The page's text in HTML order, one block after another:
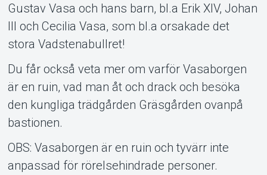
Gustav Vasa och hans barn, bl.a Erik XIV, Johan
III och Cecilia Vasa, som bl.a orsakade det
stora Vadstenabullret!
Du får också veta mer om varför Vasaborgen
är en ruin, vad man åt och drack och besöka
den kungliga trädgården Gräsgården ovanpå
bastionen.
OBS: Vasaborgen är en ruin och tyvärr inte
anpassad för rörelsehindrade personer.